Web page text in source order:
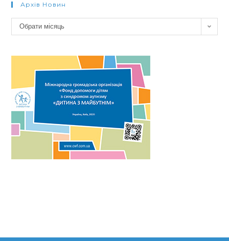
Архів Новин
Архів
новин
Обрати місяць